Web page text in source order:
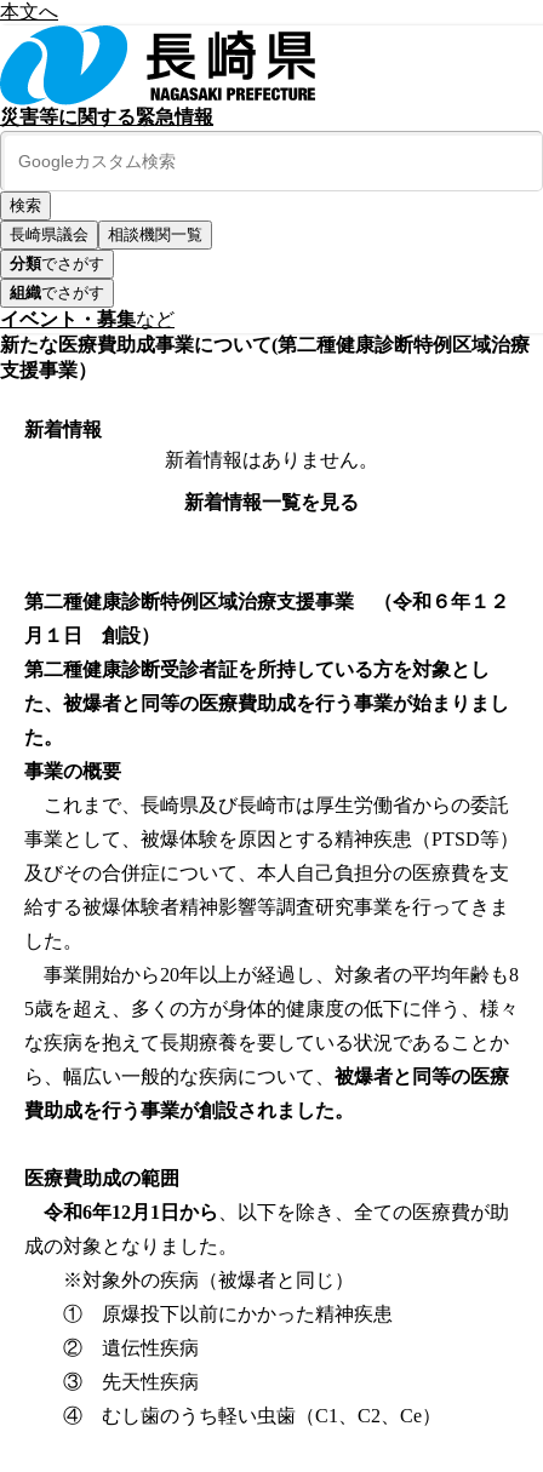
本文へ
災害等に関する緊急情報
長崎県議会
相談機関一覧
分類でさがす
組織でさがす
イベント・募集など
新たな医療費助成事業について(第二種健康診断特例区域治療
支援事業）
新着情報
新着情報はありません。
新着情報一覧を見る
第二種健康診断特例区域治療支援事業 （令和６年１２
月１日 創設）
第二種健康診断受診者証を所持している方を対象とし
た、被爆者と同等の医療費助成を行う事業が始まりまし
た。
事業の概要
これまで、長崎県及び長崎市は厚生労働省からの委託
事業として、被爆体験を原因とする精神疾患（PTSD等）
及びその合併症について、本人自己負担分の医療費を支
給する被爆体験者精神影響等調査研究事業を行ってきま
した。
事業開始から20年以上が経過し、対象者の平均年齢も8
5歳を超え、多くの方が身体的健康度の低下に伴う、様々
な疾病を抱えて長期療養を要している状況であることか
ら、幅広い一般的な疾病について、 被爆者と同等の医療
費助成を行う事業が創設されました。
医療費助成の範囲
令和6年12月1日から
、以下を除き、全ての医療費が助
成の対象となりました。
※対象外の疾病（被爆者と同じ）
① 原爆投下以前にかかった精神疾患
② 遺伝性疾病
③ 先天性疾病
④ むし歯のうち軽い虫歯（C1、C2、Ce）